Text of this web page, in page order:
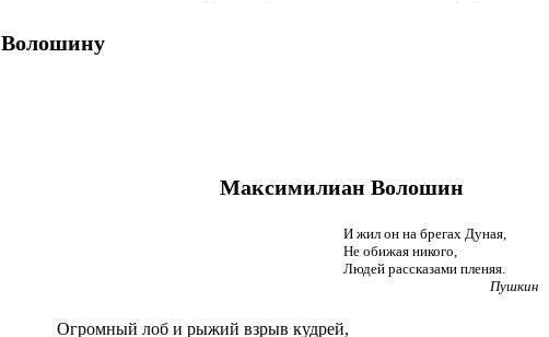
Максимилиан Волошин
И жил он на брегах Дуная,
Не обижая никого,
Людей рассказами пленяя.
Пушкин
Огромный лоб и рыжий взрыв кудрей,